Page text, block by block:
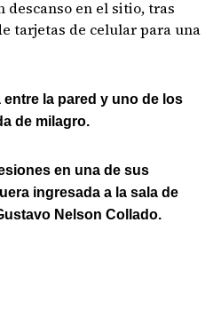
descanso en el sitio, tras
tarjetas de celular para una
la pared y uno de los
de milagro.
en una de sus
ingresada a la sala de
Nelson Collado.